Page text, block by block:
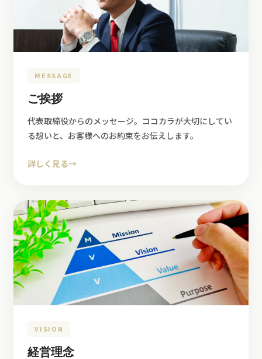
MESSAGE
ご挨拶
代表取締役からのメッセージ。ココカラが大切にしてい
る想いと、お客様へのお約束をお伝えします。
詳しく見る→
VISION
経営理念